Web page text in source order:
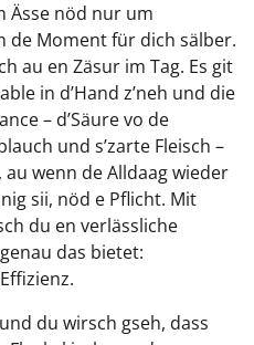
Ässe nöd nur um
de Moment für dich sälber.
au en Zäsur im Tag. Es git
in d’Hand z’neh und die
– d’Säure vo de
und s’zarte Fleisch –
au wenn de Alldaag wieder
sii, nöd e Pflicht. Mit
du en verlässliche
das bietet:
du wirsch gseh, dass